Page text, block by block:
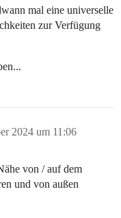
mal eine universelle
zur Verfügung
2024 um 11:06
von / auf dem
und von außen